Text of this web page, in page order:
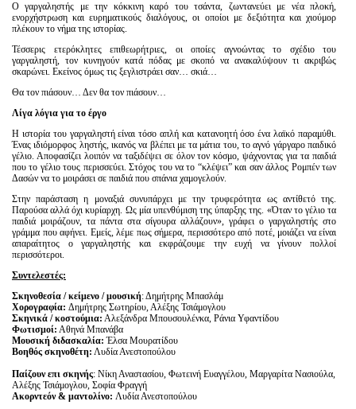
Ο γαργαληστής με την κόκκινη καρό του τσάντα, ζωντανεύει με νέα πλοκή,
ενορχήστρωση και ευρηματικούς διαλόγους, οι οποίοι με δεξιότητα και χιούμορ
πλέκουν το νήμα της ιστορίας.
Τέσσερις ετερόκλητες επιθεωρήτριες, οι οποίες αγνοώντας το σχέδιο του
γαργαληστή, τον κυνηγούν κατά πόδας με σκοπό να ανακαλύψουν τι ακριβώς
σκαρώνει. Εκείνος όμως τις ξεγλιστράει σαν… σκιά…
Θα τον πιάσουν… Δεν θα τον πιάσουν…
Λίγα λόγια για το έργο
Η ιστορία του γαργαληστή είναι τόσο απλή και κατανοητή όσο ένα λαϊκό παραμύθι.
Ένας ιδιόμορφος ληστής, ικανός να βλέπει με τα μάτια του, το αγνό γάργαρο παιδικό
γέλιο. Αποφασίζει λοιπόν να ταξιδέψει σε όλον τον κόσμο, ψάχνοντας για τα παιδιά
που το γέλιο τους περισσεύει. Στόχος του να το “κλέψει” και σαν άλλος Ρομπέν των
Δασών να το μοιράσει σε παιδιά που σπάνια χαμογελούν.
Στην παράσταση η μοναξιά συνυπάρχει με την τρυφερότητα ως αντίθετό της.
Παρούσα αλλά όχι κυρίαρχη. Ως μία υπενθύμιση της ύπαρξης της. «Όταν το γέλιο τα
παιδιά μοιράζουν, τα πάντα στα σίγουρα αλλάζουν», γράφει ο γαργαληστής στο
γράμμα που αφήνει. Εμείς, λέμε πως σήμερα, περισσότερο από ποτέ, μοιάζει να είναι
απαραίτητος ο γαργαληστής και εκφράζουμε την ευχή να γίνουν πολλοί
περισσότεροι.
Συντελεστές:
Σκηνοθεσία / κείμενο / μουσική: Δημήτρης Μπασλάμ
Χορογραφία: Δημήτρης Σωτηρίου, Αλέξης Τσιάμογλου
Σκηνικά / κοστούμια: Αλεξάνδρα Μπουσουλένκα, Ράνια Υφαντίδου
Φωτισμοί: Αθηνά Μπανάβα
Μουσική διδασκαλία: Έλσα Μουρατίδου
Βοηθός σκηνοθέτη: Λυδία Ανεστοπούλου
Παίζουν επι σκηνής: Νίκη Αναστασίου, Φωτεινή Ευαγγέλου, Μαργαρίτα Νασιούλα,
Αλέξης Τσιάμογλου, Σοφία Φραγγή
Ακορντεόν & μαντολίνο: Λυδία Ανεστοπούλου